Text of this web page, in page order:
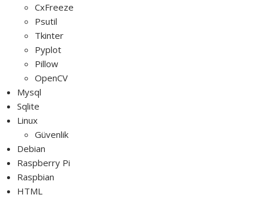
CxFreeze
Psutil
Tkinter
Pyplot
Pillow
OpenCV
Mysql
Sqlite
Linux
Güvenlik
Debian
Raspberry Pi
Raspbian
HTML